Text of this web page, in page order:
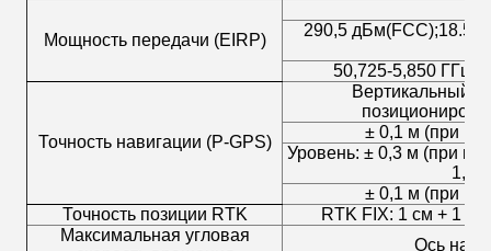
Мощность передачи (EIRP)
290,5 дБм(FCC);18.5
50,725-5,850 ГГц
Точность навигации (P-GPS)
Вертикальный:
± 0,1 м (при
Уровень: ± 0,3 м (при
1,5
± 0,1 м (при
Точность позиции RTK
RTK FIX: 1 см + 1
Максимальная угловая
Ось